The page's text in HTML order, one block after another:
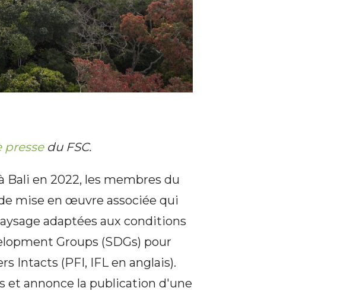
pressedu FSC.
Bali en 2022, les membres du
mise en œuvre associée qui
adaptées aux conditions
Groups (SDGs) pour
Intacts (PFI, IFL en anglais).
et annonce la publication d'une